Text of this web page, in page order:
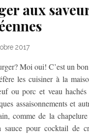
aux
2017
Moi oui! C’est un
les cuisiner à la
ou porc et veau
assaisonnements et
comme de la
pour cocktail de